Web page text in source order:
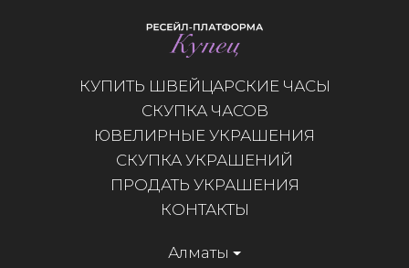
КУПИТЬ ШВЕЙЦАРСКИЕ ЧАСЫ
СКУПКА ЧАСОВ
ЮВЕЛИРНЫЕ УКРАШЕНИЯ
СКУПКА УКРАШЕНИЙ
ПРОДАТЬ УКРАШЕНИЯ
КОНТАКТЫ
Алматы